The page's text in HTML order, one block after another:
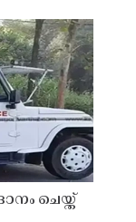
ചെയ്ത്